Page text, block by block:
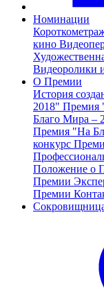
Номинации
кино
Видеоролики
О Премии
История
2018" Премия
Благо Мира –
Премия "На
конкурс
Положение о
Премии
Премии